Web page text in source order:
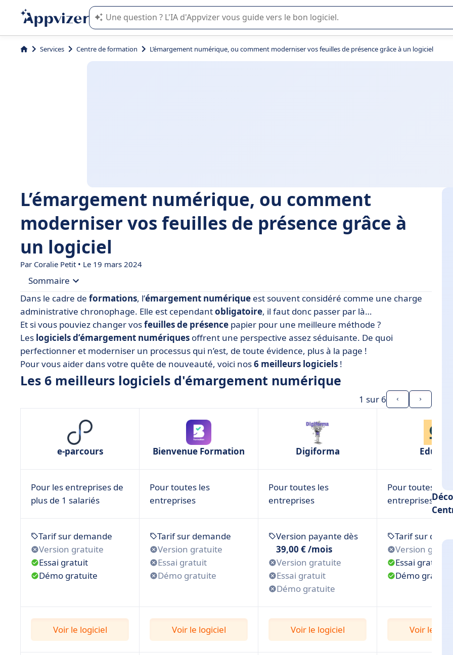
L'IA de Appvizer vous guide dans l'utilisation ou la sélection de logiciel SaaS en entreprise.
Services Centre de formation L’émargement numérique, ou comment moderniser vos feuilles de présence grâce à un logiciel
L’émargement numérique, ou comment
moderniser vos feuilles de présence grâce à
un logiciel
Par Coralie Petit • Le 19 mars 2024
Sommaire
• Les 6 meilleurs logiciels d'émargement numérique
• Bienvenue Formation (Bsoft), le logiciel simple et efficace
• Digiforma, le logiciel polyvalent pour tous
• Edusign, le logiciel adapté à l’éducation
• E-parcours, le logiciel complet pour les centres de formation
• L’émargement numérique, qu'est-ce que c'est ?
• L’émargement numérique, à vous de choisir
Dans le cadre de formations, l’émargement numérique est souvent considéré comme une charge
administrative chronophage. Elle est cependantobligatoire, il faut donc passer par là…
Et si vous pouviez changer vosfeuilles de présence papier pour une meilleure méthode ?
Les logiciels d’émargement numériques offrent une perspective assez séduisante. De quoi
perfectionner et moderniser un processus qui n’est, de toute évidence, plus à la page !
Pour vous aider dans votre quête de nouveauté, voici nos6 meilleurs logiciels !
Les 6 meilleurs logiciels d'émargement numérique
1 sur 6
e-parcours Bienvenue Formation Digiforma Edusign
Pour les entreprises de
plus de 1 salariés
Pour toutes les
entreprises
Pour toutes les
entreprises
Pour toutes les
entreprises
Tarif sur demande
Version gratuite
Essai gratuit
Démo gratuite
Tarif sur demande
Version gratuite
Essai gratuit
Démo gratuite
Version payante dès
39,00 € /mois
Version gratuite
Essai gratuit
Démo gratuite
Tarif sur
Version
Essai gratuit
Démo gratuite
Voir le logiciel Voir le logiciel Voir le logiciel Voir le